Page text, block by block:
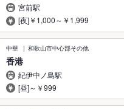
宮前駅
[夜]￥1,000～￥1,999
中華 和歌山市中心部その他
香港
紀伊中ノ島駅
[昼]～￥999